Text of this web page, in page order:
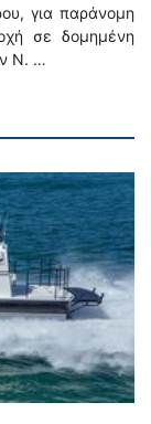
για παράνομη
σε δομημένη
Ν. …